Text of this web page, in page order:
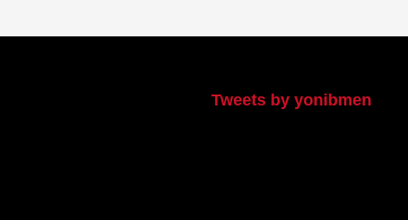
Tweets by yonibmen